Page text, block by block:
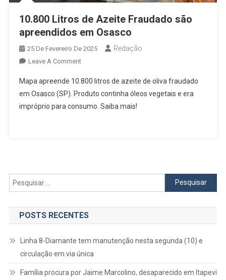
10.800 Litros de Azeite Fraudado são
apreendidos em Osasco
25 De Fevereiro De 2025 Redação
Leave A CommentOn
Litros
De
Azeite
Mapa apreende 10.800 litros de azeite de oliva fraudado
em Osasco (SP). Produto continha óleos vegetais e era
impróprio para consumo. Saiba mais!
Pesquisar
por:
POSTS RECENTES
Linha 8-Diamante tem manutenção nesta segunda (10) e
circulação em via única
Família procura por Jaime Marcolino, desaparecido em Itapevi